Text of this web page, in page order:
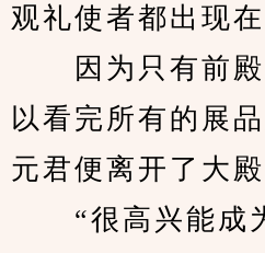
观礼使者都出现在
因为只有前殿
以看完所有的展
元君便离开了大殿
“很高兴能成